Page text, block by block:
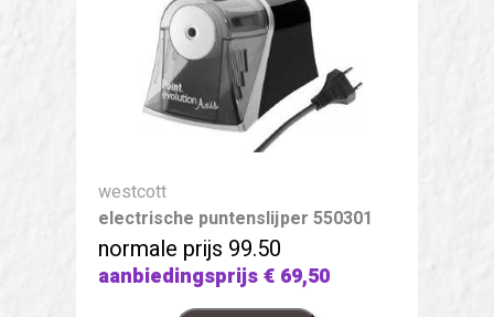
westcott
electrische puntenslijper 550301
normale prijs 99.50
aanbiedingsprijs€ 69,50